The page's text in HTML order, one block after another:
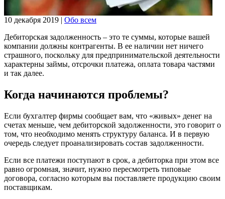
10 декабря 2019 | Обо всем
Дебиторская задолженность – это те суммы, которые вашей
компании должны контрагенты. В ее наличии нет ничего
страшного, поскольку для предпринимательской деятельности
характерны займы, отсрочки платежа, оплата товара частями
и так далее.
Когда начинаются проблемы?
Если бухгалтер фирмы сообщает вам, что «живых» денег на
счетах меньше, чем дебиторской задолженности, это говорит о
том, что необходимо менять структуру баланса. И в первую
очередь следует проанализировать состав задолженности.
Если все платежи поступают в срок, а дебиторка при этом все
равно огромная, значит, нужно пересмотреть типовые
договора, согласно которым вы поставляете продукцию своим
поставщикам.